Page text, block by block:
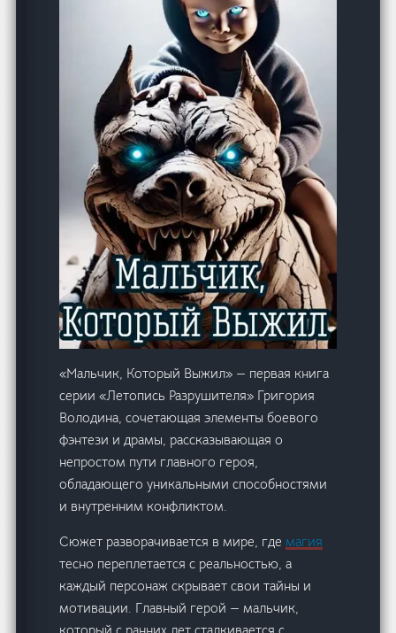
«Мальчик, Который Выжил» — первая книга
серии «Летопись Разрушителя» Григория
Володина, сочетающая элементы боевого
фэнтези и драмы, рассказывающая о
непростом пути главного героя,
обладающего уникальными способностями
и внутренним конфликтом.
Сюжет разворачивается в мире, где магия
тесно переплетается с реальностью, а
каждый персонаж скрывает свои тайны и
мотивации. Главный герой — мальчик,
который с ранних лет сталкивается с